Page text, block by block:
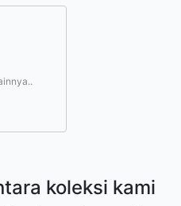
koleksi kami